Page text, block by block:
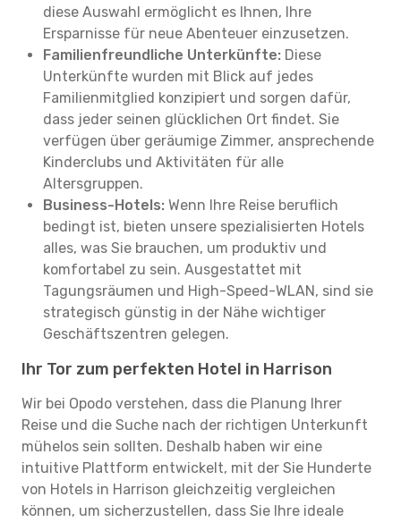
diese Auswahl ermöglicht es Ihnen, Ihre
Ersparnisse für neue Abenteuer einzusetzen.
Familienfreundliche Unterkünfte: Diese
Unterkünfte wurden mit Blick auf jedes
Familienmitglied konzipiert und sorgen dafür,
dass jeder seinen glücklichen Ort findet. Sie
verfügen über geräumige Zimmer, ansprechende
Kinderclubs und Aktivitäten für alle
Altersgruppen.
Business-Hotels: Wenn Ihre Reise beruflich
bedingt ist, bieten unsere spezialisierten Hotels
alles, was Sie brauchen, um produktiv und
komfortabel zu sein. Ausgestattet mit
Tagungsräumen und High-Speed-WLAN, sind sie
strategisch günstig in der Nähe wichtiger
Geschäftszentren gelegen.
Ihr Tor zum perfekten Hotel in Harrison
Wir bei Opodo verstehen, dass die Planung Ihrer
Reise und die Suche nach der richtigen Unterkunft
mühelos sein sollten. Deshalb haben wir eine
intuitive Plattform entwickelt, mit der Sie Hunderte
von Hotels in Harrison gleichzeitig vergleichen
können, um sicherzustellen, dass Sie Ihre ideale